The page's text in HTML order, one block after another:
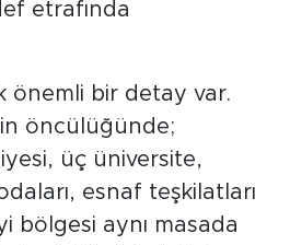
etrafında
önemli bir detay var.
öncülüğünde;
üç üniversite,
esnaf teşkilatları
bölgesi aynı masada